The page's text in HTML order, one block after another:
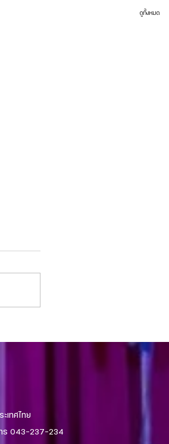
ดูทั้งหมด
เทศไทย
ทร 043-237-234